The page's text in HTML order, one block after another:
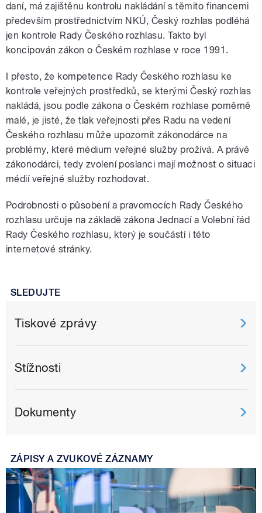
daní, má zajištěnu kontrolu nakládání s těmito financemi
především prostřednictvím NKÚ, Český rozhlas podléhá
jen kontrole Rady Českého rozhlasu. Takto byl
koncipován zákon o Českém rozhlase v roce 1991.
I přesto, že kompetence Rady Českého rozhlasu ke
kontrole veřejných prostředků, se kterými Český rozhlas
nakládá, jsou podle zákona o Českém rozhlase poměrně
malé, je jisté, že tlak veřejnosti přes Radu na vedení
Českého rozhlasu může upozornit zákonodárce na
problémy, které médium veřejné služby prožívá. A právě
zákonodárci, tedy zvolení poslanci mají možnost o situaci
médií veřejné služby rozhodovat.
Podrobnosti o působení a pravomocích Rady Českého
rozhlasu určuje na základě zákona Jednací a Volební řád
Rady Českého rozhlasu, který je součástí i této
internetové stránky.
SLEDUJTE
Tiskové zprávy
Stížnosti
Dokumenty
ZÁPISY A ZVUKOVÉ ZÁZNAMY